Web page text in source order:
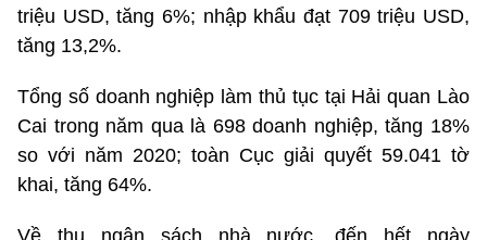
triệu USD, tăng 6%; nhập khẩu đạt 709 triệu USD,
tăng 13,2%.
Tổng số doanh nghiệp làm thủ tục tại Hải quan Lào
Cai trong năm qua là 698 doanh nghiệp, tăng 18%
so với năm 2020; toàn Cục giải quyết 59.041 tờ
khai, tăng 64%.